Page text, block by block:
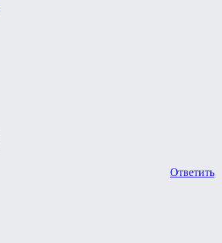
Ответить